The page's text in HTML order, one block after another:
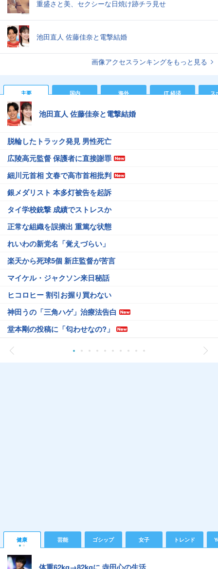
重盛さと美、セクシーな日焼け跡チラ見せ
池田直人 佐藤佳奈と電撃結婚
画像アクセスランキングをもっと見る
主要 国内 海外 IT 経済 ス
池田直人 佐藤佳奈と電撃結婚
脱輪したトラック発見 男性死亡
広陵高元監督 保護者に直接謝罪
細川元首相 文春で高市首相批判
銀メダリスト 本多灯被告を起訴
タイ学校銃撃 成績でストレスか
正常な組織を誤摘出 重篤な状態
れいわの新党名「覚えづらい」
楽天から死球5個 新庄監督が苦言
マイケル・ジャクソン来日秘話
ヒコロヒー 割引お握り買わない
神田うの「三角ハゲ」治療法告白
堂本剛の投稿に「匂わせなの?」
健康 芸能 ゴシップ 女子 トレンド